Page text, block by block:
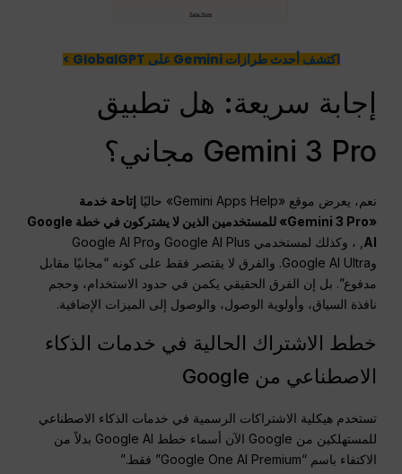
اكتشف أحدث طرازات Gemini على GlobalGPT >
إجابة سريعة: هل تطبيق
Gemini 3 Pro مجاني؟
نعم، يعرض موقع «Gemini Apps Help» حاليًا
إتاحة خدمة
«Gemini 3 Pro» للمستخدمين الذين لا يشتركون في خطة Google
AI
, ، وكذلك لمستخدمي Google AI Plus وGoogle AI Pro
وGoogle AI Ultra. والفرق لا يقتصر فقط على كونه “مجانيًا مقابل
مدفوع”. بل إن الفرق الحقيقي يكمن في حدود الاستخدام، وحجم
نافذة السياق، وأولوية الوصول، والوصول إلى الميزات الإضافية.
خطط الاشتراك الحالية في خدمات الذكاء
الاصطناعي من Google
تستخدم هيكلية الاشتراكات الرسمية في خدمات الذكاء الاصطناعي
للمستهلكين من Google الآن أسماء خطط Google AI بدلاً من
الاكتفاء باسم “Google One AI Premium” فقط.”